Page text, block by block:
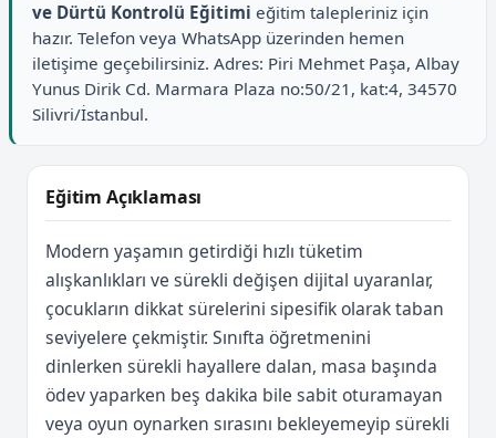
ve Dürtü Kontrolü Eğitimi eğitim talepleriniz için
hazır. Telefon veya WhatsApp üzerinden hemen
iletişime geçebilirsiniz. Adres: Piri Mehmet Paşa, Albay
Yunus Dirik Cd. Marmara Plaza no:50/21, kat:4, 34570
Silivri/İstanbul.
Eğitim Açıklaması
Modern yaşamın getirdiği hızlı tüketim
alışkanlıkları ve sürekli değişen dijital uyaranlar,
çocukların dikkat sürelerini sipesifik olarak taban
seviyelere çekmiştir. Sınıfta öğretmenini
dinlerken sürekli hayallere dalan, masa başında
ödev yaparken beş dakika bile sabit oturamayan
veya oyun oynarken sırasını bekleyemeyip sürekli